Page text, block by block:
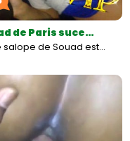
de Paris suce…
salope de Souad est…